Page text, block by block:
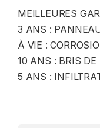
MEILLEURES
3 ANS :
À VIE :
10 ANS : BRIS DE
5 ANS :